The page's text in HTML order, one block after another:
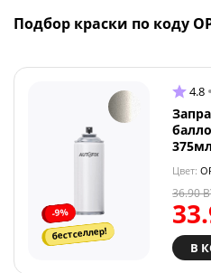
Подбор краски по коду
-9%
бестселлер!
4.8
375мл
Цвет:
36.90
В